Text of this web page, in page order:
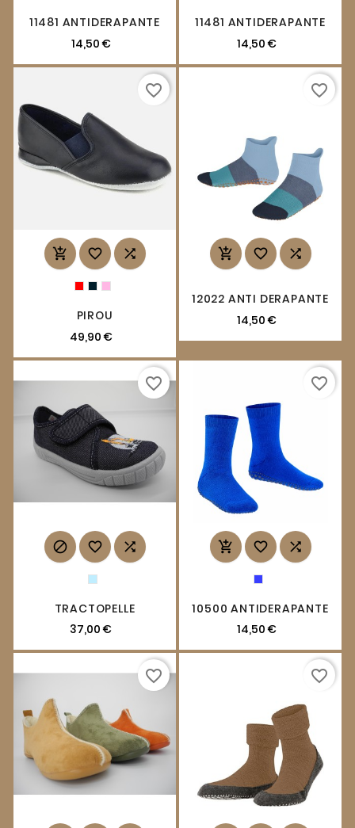
11481 ANTIDERAPANTE
14,50 €
11481 ANTIDERAPANTE
14,50 €
  
PIROU
49,90 €
favorite_border
  
12022 ANTI DERAPANTE
14,50 €
favorite_border
  
TRACTOPELLE
37,00 €
favorite_border
  
10500 ANTIDERAPANTE
14,50 €
favorite_border
favorite_border favorite_border